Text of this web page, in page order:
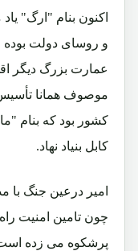
اکنون بنام "ارگ"
و روسای دولت بوده
عمارت بزرگ دیگر
موصوف همانا
کشور بود که بنام
کابل بنیاد نهاد.
امیر درعین جنگ
چون تامین امنیت
پرشکوه می زده است.